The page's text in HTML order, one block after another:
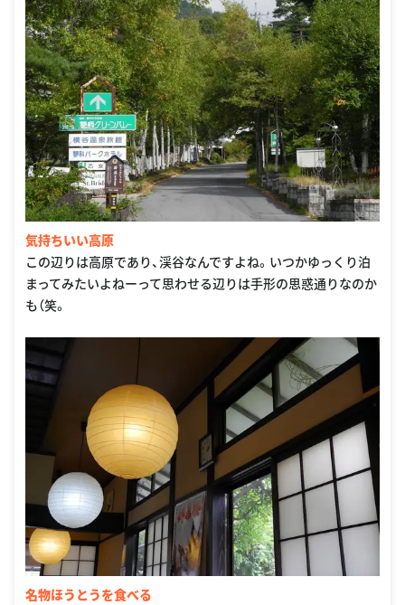
気持ちいい高原
この辺りは高原であり、渓谷なんですよね。いつかゆっくり泊
まってみたいよねーって思わせる辺りは手形の思惑通りなのか
も（笑。
名物ほうとうを食べる